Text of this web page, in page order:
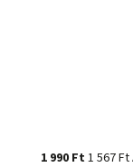
1 990 Ft1 567 Ft